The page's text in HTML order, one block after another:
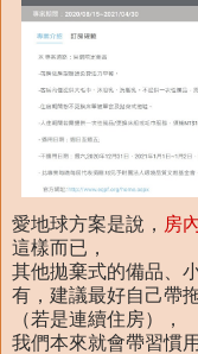
愛地球方案是說， 房
這樣而已，
其他拋棄式的備品、
有，建議最好自己帶
（若是連續住房），
我們本來就會帶習慣